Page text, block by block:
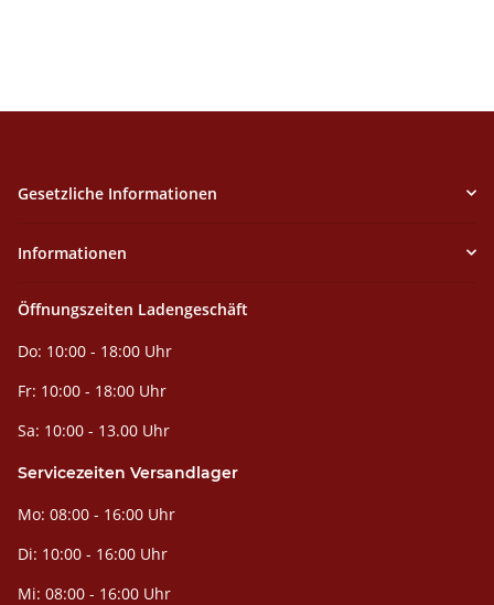
Gesetzliche Informationen
Informationen
Öffnungszeiten Ladengeschäft
Do: 10:00 - 18:00 Uhr
Fr: 10:00 - 18:00 Uhr
Sa: 10:00 - 13.00 Uhr
Servicezeiten Versandlager
Mo: 08:00 - 16:00 Uhr
Di: 10:00 - 16:00 Uhr
Mi: 08:00 - 16:00 Uhr